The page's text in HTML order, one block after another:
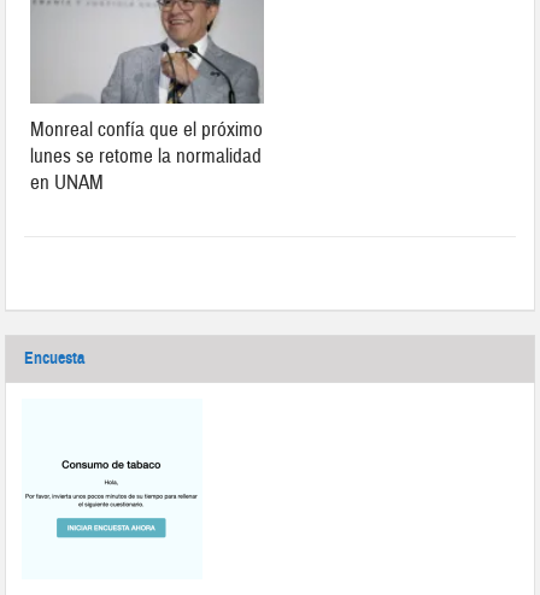
Monreal confía que el próximo
lunes se retome la normalidad
en UNAM
Encuesta